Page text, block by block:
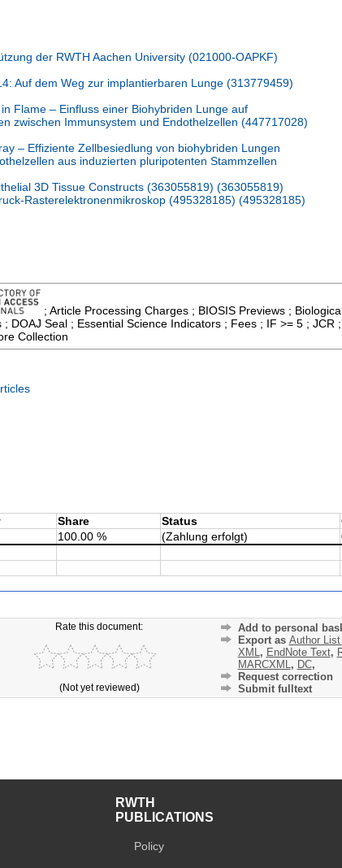
der RWTH Aachen University (021000-OAPKF)
Auf dem Weg zur implantierbaren Lunge (313779459)
Flame – Einfluss einer Biohybriden Lunge auf
zwischen Immunsystem und Endothelzellen (447717028)
– Effiziente Zellbesiedlung von biohybriden Lungen
aus induzierten pluripotenten Stammzellen
3D Tissue Constructs (363055819) (363055819)
Rasterelektronenmikroskop (495328185) (495328185)
; Article Processing Charges ; BIOSIS Previews ;
DOAJ Seal ; Essential Science Indicators ; Fees ; IF >= 5 ; JCR
Collection
Share Status
100.00 % (Zahlung erfolgt)
Rate this document:
(Not yet reviewed)
Add to personal
Export as Author
XML , EndNote Text,
MARCXML , DC,
Request correction
Submit fulltext
RWTH
PUBLICATIONS
Policy